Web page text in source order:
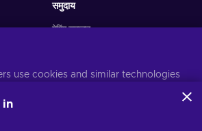
समुदाय
गेमिंग समाचार
Snakzy: Play and Earn
use cookies and similar technologies
information to enhance content,
in